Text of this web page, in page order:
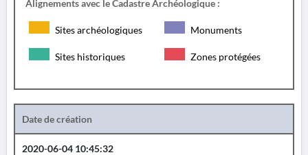
Alignements avec le Cadastre Archéologique :
Sites archéologiques Monuments
Sites historiques Zones protégées
Date de création
2020-06-04 10:45:32